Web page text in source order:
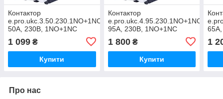
Контактор
e.pro.ukc.3.50.230.1NO+1NC
50А, 230В, 1NO+1NC
1 099 ₴
Купити
Контактор
e.pro.ukc.4.95.230.1NO+1NC
95А, 230В, 1NO+1NC
1 800₴
Купити
1
Про нас